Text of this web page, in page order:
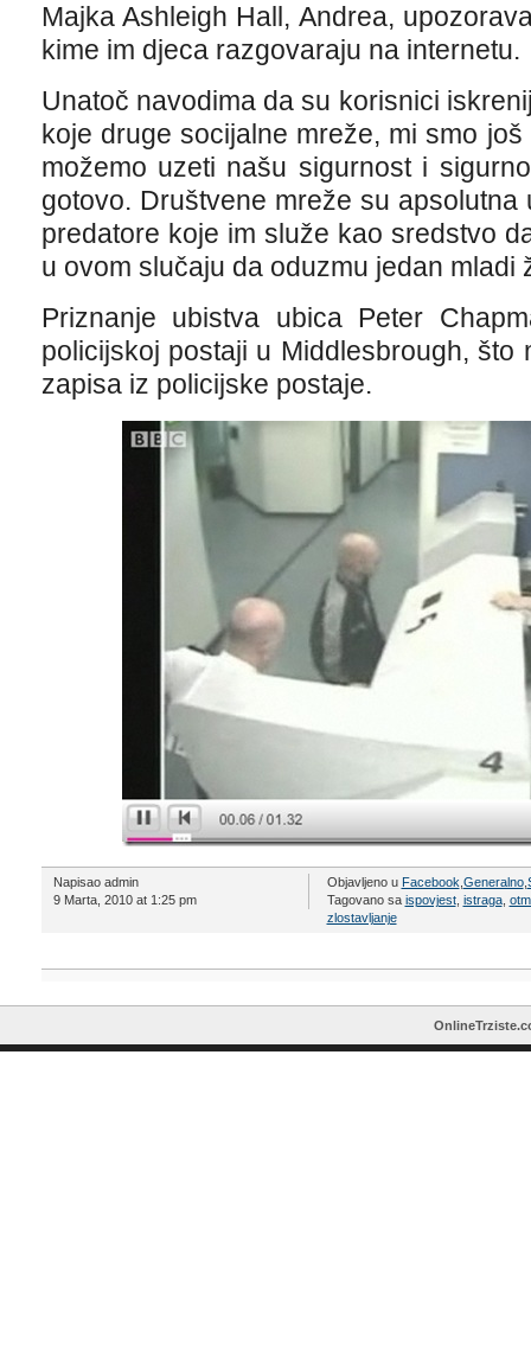
Majka Ashleigh Hall, Andrea,
kime im djeca razgovaraju na internetu.
Unatoč navodima da su korisnici
koje druge socijalne mreže, mi smo
možemo uzeti našu sigurnost i
gotovo. Društvene mreže su
predatore koje im služe kao sredstvo
u ovom slučaju da oduzmu jedan mladi
Priznanje ubistva ubica Peter
policijskoj postaji u Middlesbrough, što
zapisa iz policijske postaje.
Napisao admin
9 Marta, 2010 at 1:25 pm
Objavljeno u Facebook Generalno,
Tagovano sa ispovjest, istraga,
zlostavljanje